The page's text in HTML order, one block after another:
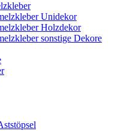
Unidekor
Holzdekor
sonstige Dekore